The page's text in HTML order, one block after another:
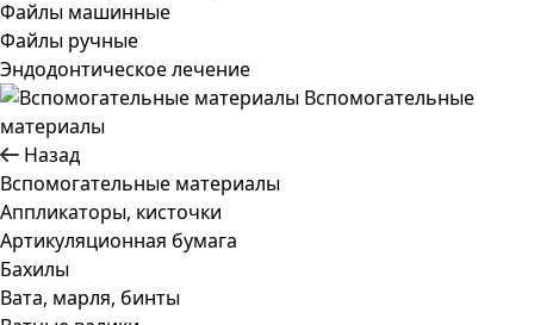
Файлы машинные
Файлы ручные
Эндодонтическое лечение
Вспомогательные
материалы
Назад
Вспомогательные материалы
Аппликаторы, кисточки
Артикуляционная бумага
Бахилы
Вата, марля, бинты